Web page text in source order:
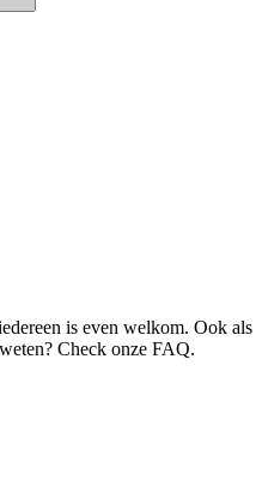
is even welkom. Ook als
Check onze FAQ.